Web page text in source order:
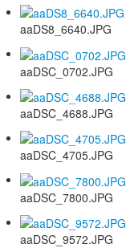
aaDS8_6640.JPG
aaDSC_0702.JPG
aaDSC_4688.JPG
aaDSC_4705.JPG
aaDSC_7800.JPG
aaDSC_9572.JPG